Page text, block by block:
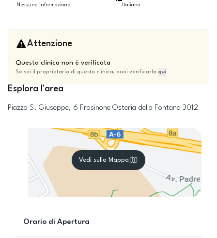
Nessuna informazione Italiano
Attenzione
Questa clinica non è verificata
Se sei il proprietario di questa clinica, puoi verificarla qui
Esplora l'area
Piazza S. Giuseppe, 6 Frosinone Osteria della Fontana 3012
Vedi sulla Mappa
Orario di Apertura